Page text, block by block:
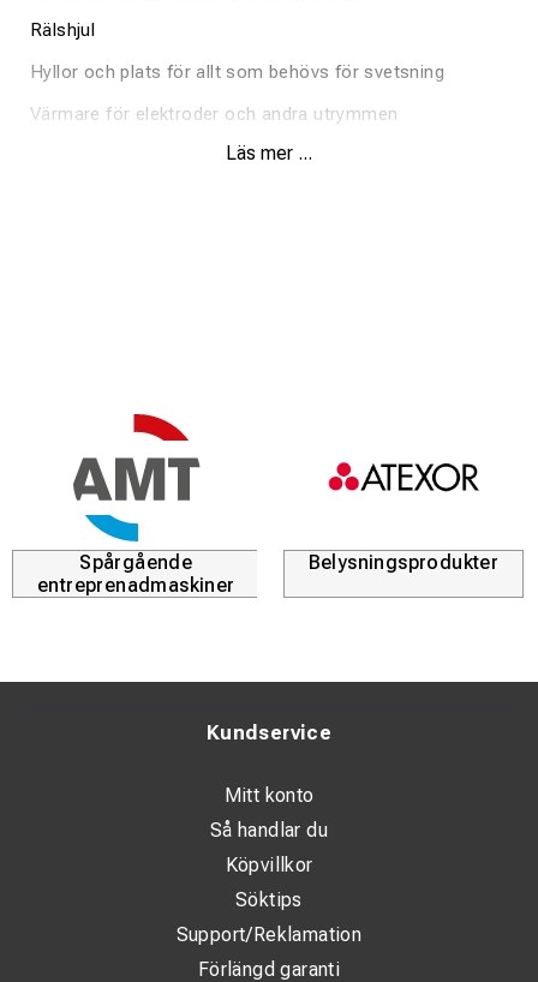
Rälshjul
Hyllor och plats för allt som behövs för svetsning
Värmare för elektroder och andra utrymmen
Läs mer ...
Spårgående
entreprenadmaskiner
Belysningsprodukter
Kundservice
Mitt konto
Så handlar du
Köpvillkor
Söktips
Support/Reklamation
Förlängd garanti